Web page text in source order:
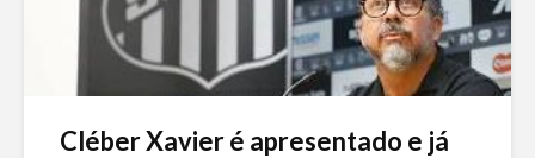
Cléber Xavier é apresentado e já